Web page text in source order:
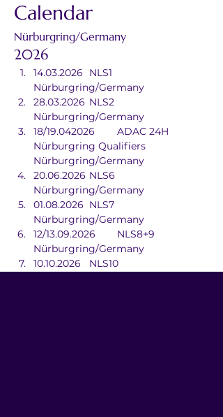
Calendar
Nürburgring/Germany
2026
14.03.2026	NLS1
Nürburgring/Germany
28.03.2026	NLS2
Nürburgring/Germany
18/19.042026	ADAC 24H
Nürburgring Qualifiers
Nürburgring/Germany
20.06.2026	NLS6
Nürburgring/Germany
01.08.2026	NLS7
Nürburgring/Germany
12/13.09.2026	NLS8+9
Nürburgring/Germany
10.10.2026	NLS10